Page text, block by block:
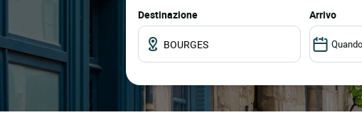
Destinazione arrivo